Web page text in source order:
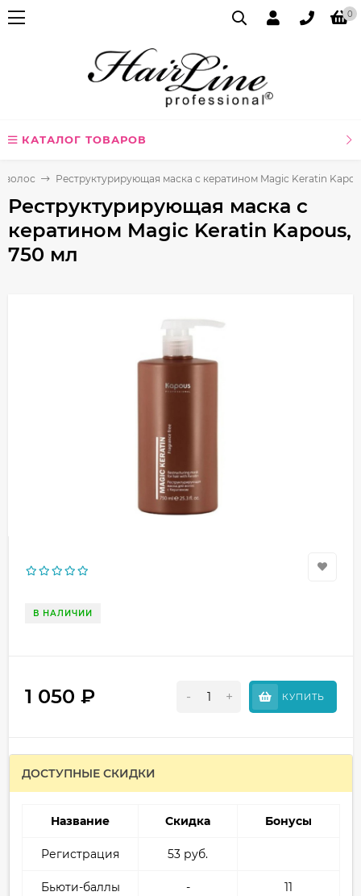
0
КАТАЛОГ ТОВАРОВ
волос Реструктурирующая маска с кератином Magic Keratin
Реструктурирующая маска с
кератином Magic Keratin Kapous,
750 мл
В НАЛИЧИИ
1 050 ₽ - + КУПИТЬ
ДОСТУПНЫЕ СКИДКИ
Название Скидка Бонусы
Регистрация 53 руб.
Бьюти-баллы - 11